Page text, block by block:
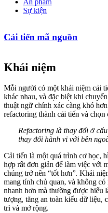
Sự kiện
Cải tiến mã nguồn
Khái niệm
Mỗi người có một khái niệm cải
khác nhau, và đặc biệt khi
thuật ngữ chính xác càng khó
refactoring thành cải tiến và
Refactoring là thay đổi ở
thay đổi hành vi với bên
Cải tiến là một quá trình cơ học,
hợp rất đơn giản để làm việc với
chúng trở nên “tốt hơn”. Khái
mang tính chủ quan, và không
nhanh hơn mà thường được hiểu
tượng, tăng an toàn kiểu dữ liệu,
trì và mở rộng.